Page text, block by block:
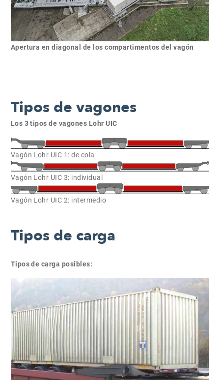
Apertura en diagonal de los compartimentos del vagón
Tipos de vagones
Los 3 tipos de vagones Lohr UIC
Vagón Lohr UIC 1: de cola
Vagón Lohr UIC 3: individual
Vagón Lohr UIC 2: intermedio
Tipos de carga
Tipos de carga posibles: